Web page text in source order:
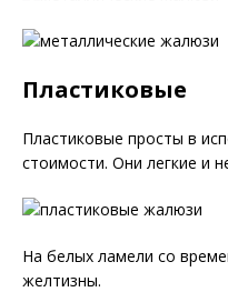
Пластиковые
Пластиковые просты в
стоимости. Они легкие и
На белых ламели со
желтизны.